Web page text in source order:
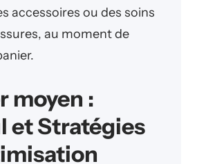
accessoires ou des soins
au moment de
moyen :
et Stratégies